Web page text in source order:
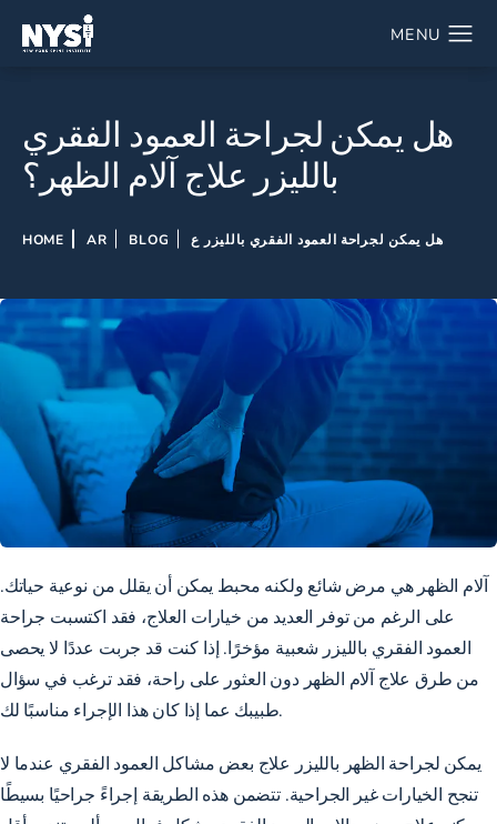
هل يمكن لجراحة العمود الفقري
بالليزر علاج آلام الظهر؟
HOME AR BLOG هل يمكن لجراحة العمود الفقري بالليزر ع
آلام الظهر هي مرض شائع ولكنه محبط يمكن أن يقلل من نوعية حياتك.
على الرغم من توفر العديد من خيارات العلاج، فقد اكتسبت جراحة
العمود الفقري بالليزر شعبية مؤخرًا. إذا كنت قد جربت عددًا لا يحصى
من طرق علاج آلام الظهر دون العثور على راحة، فقد ترغب في سؤال
طبيبك عما إذا كان هذا الإجراء مناسبًا لك.
يمكن لجراحة الظهر بالليزر علاج بعض مشاكل العمود الفقري عندما لا
تنجح الخيارات غير الجراحية. تتضمن هذه الطريقة إجراءً جراحيًا بسيطًا